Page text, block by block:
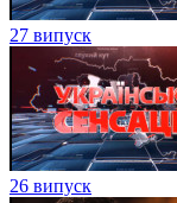
27 випуск
26 випуск